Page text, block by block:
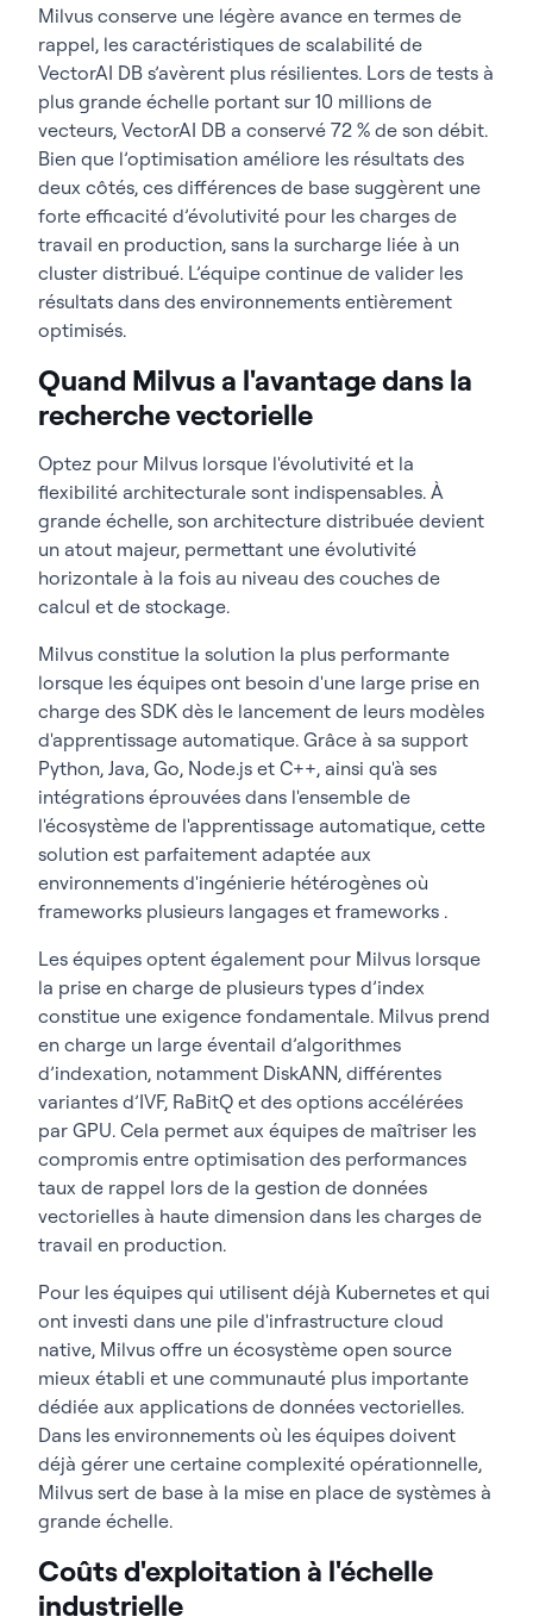
Milvus conserve une légère avance en termes de
rappel, les caractéristiques de scalabilité de
VectorAI DB s’avèrent plus résilientes. Lors de tests à
plus grande échelle portant sur 10 millions de
vecteurs, VectorAI DB a conservé 72 % de son débit.
Bien que l’optimisation améliore les résultats des
deux côtés, ces différences de base suggèrent une
forte efficacité d’évolutivité pour les charges de
travail en production, sans la surcharge liée à un
cluster distribué. L’équipe continue de valider les
résultats dans des environnements entièrement
optimisés.
Quand Milvus a l'avantage dans la
recherche vectorielle
Optez pour Milvus lorsque l'évolutivité et la
flexibilité architecturale sont indispensables. À
grande échelle, son architecture distribuée devient
un atout majeur, permettant une évolutivité
horizontale à la fois au niveau des couches de
calcul et de stockage.
Milvus constitue la solution la plus performante
lorsque les équipes ont besoin d'une large prise en
charge des SDK dès le lancement de leurs modèles
d'apprentissage automatique. Grâce à sa support
Python, Java, Go, Node.js et C++, ainsi qu'à ses
intégrations éprouvées dans l'ensemble de
l'écosystème de l'apprentissage automatique, cette
solution est parfaitement adaptée aux
environnements d'ingénierie hétérogènes où
frameworks plusieurs langages et frameworks .
Les équipes optent également pour Milvus lorsque
la prise en charge de plusieurs types d’index
constitue une exigence fondamentale. Milvus prend
en charge un large éventail d’algorithmes
d’indexation, notamment DiskANN, différentes
variantes d’IVF, RaBitQ et des options accélérées
par GPU. Cela permet aux équipes de maîtriser les
compromis entre optimisation des performances
taux de rappel lors de la gestion de données
vectorielles à haute dimension dans les charges de
travail en production.
Pour les équipes qui utilisent déjà Kubernetes et qui
ont investi dans une pile d'infrastructure cloud
native, Milvus offre un écosystème open source
mieux établi et une communauté plus importante
dédiée aux applications de données vectorielles.
Dans les environnements où les équipes doivent
déjà gérer une certaine complexité opérationnelle,
Milvus sert de base à la mise en place de systèmes à
grande échelle.
Coûts d'exploitation à l'échelle
industrielle